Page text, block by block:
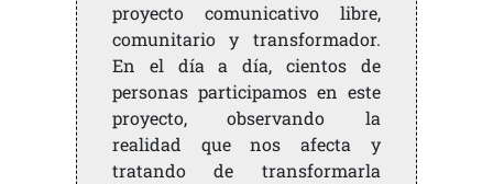
proyecto comunicativo libre,
comunitario y transformador.
En el día a día, cientos de
personas participamos en este
proyecto, observando la
realidad que nos afecta y
tratando de transformarla